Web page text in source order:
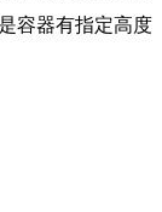
容器有指定高度